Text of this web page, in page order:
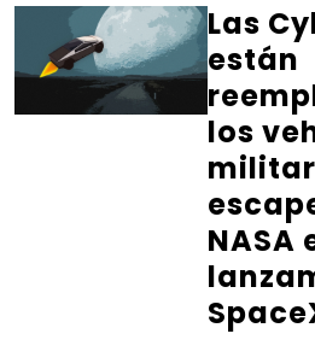
Las
están
los
NASA